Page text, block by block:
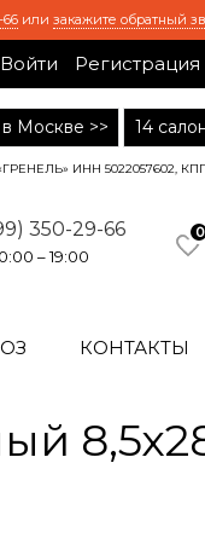
66 или закажите обратный
Войти Регистрация
в Москве >> 14
ИНН 5022057602, КПП
350-29-66
– 19:00
0
КОНТАКТЫ